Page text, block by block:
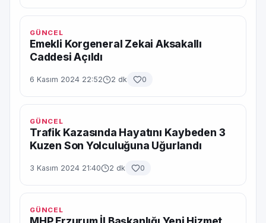
GÜNCEL
Emekli Korgeneral Zekai Aksakallı
Caddesi Açıldı
6 Kasım 2024 22:52 2 dk 0
GÜNCEL
Trafik Kazasında Hayatını Kaybeden 3
Kuzen Son Yolculuğuna Uğurlandı
3 Kasım 2024 21:40 2 dk 0
GÜNCEL